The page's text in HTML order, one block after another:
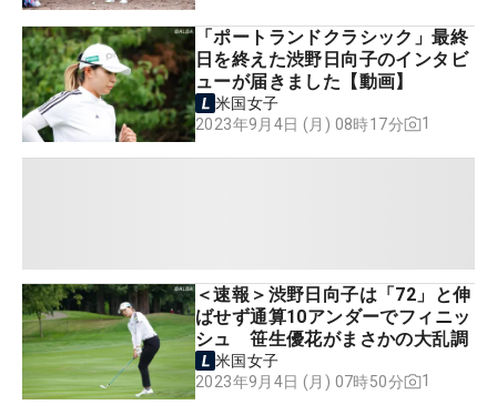
「ポートランドクラシック」最終
日を終えた渋野日向子のインタビ
ューが届きました【動画】
米国女子
2023年9月4日 (月) 08時17分
1
＜速報＞渋野日向子は「72」と伸
ばせず通算10アンダーでフィニッ
シュ 笹生優花がまさかの大乱調
米国女子
2023年9月4日 (月) 07時50分
1